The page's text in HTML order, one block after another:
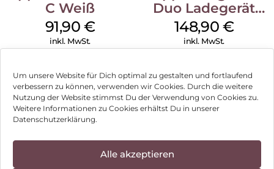
Um unsere Website für Dich optimal zu gestalten und fortlaufend
verbessern zu können, verwenden wir Cookies. Durch die weitere
Nutzung der Website stimmst Du der Verwendung von Cookies zu.
Weitere Informationen zu Cookies erhältst Du in unserer
Datenschutzerklärung.
Alle akzeptieren
C Weiß
91,90 €
inkl. MwSt.
Duo Ladegerät
Weiß
148,90 €
inkl. MwSt.
Impressum